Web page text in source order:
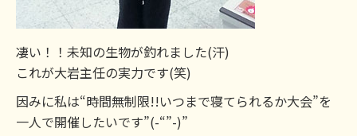
凄い！！未知の生物が釣れました(汗)
これが大岩主任の実力です(笑)
因みに私は“時間無制限!!いつまで寝てられるか大会”を
一人で開催したいです”(-“”-)”